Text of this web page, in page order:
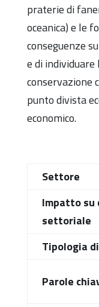
praterie di
oceanica) e le
conseguenze
e di
conservazione
punto divista
economico.
Settore
Impatto su
settoriale
Tipologia
Parole